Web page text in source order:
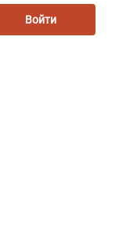
Войти